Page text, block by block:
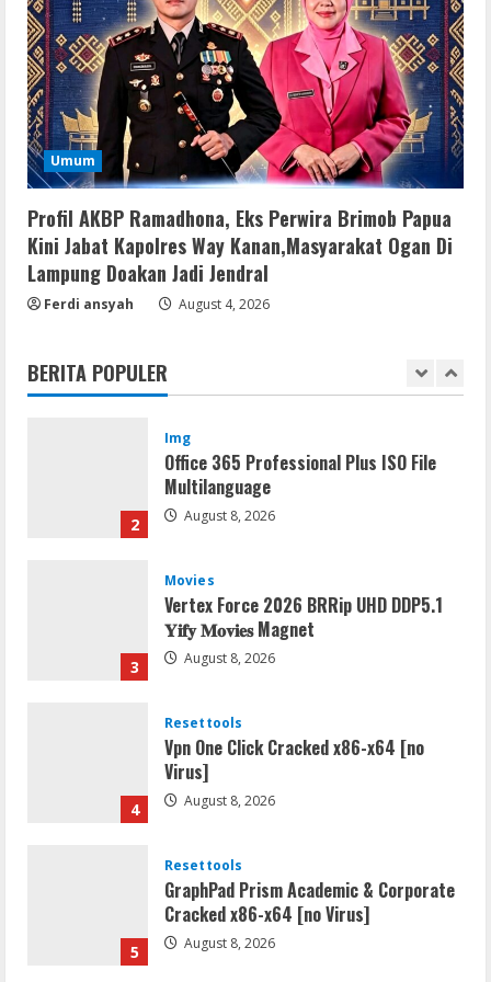
Umum
Profil AKBP Ramadhona, Eks Perwira Brimob Papua
Kini Jabat Kapolres Way Kanan,Masyarakat Ogan Di
Lampung Doakan Jadi Jendral
Ferdi ansyah August 4, 2026
BERITA POPULER
4
Resettools
Vpn One Click Cracked x86-x64 [no
Virus]
August 8, 2026
5
Resettools
GraphPad Prism Academic & Corporate
August 8, 2026
1
Resettools
Nik Collection (by DxO) Portable [no
2
Img
Office 365 Professional Plus ISO File
Multilanguage
August 8, 2026
3
Movies
Vertex Force 2026 BRRip UHD DDP5.1
𝐘𝐢𝐟𝐲 𝐌𝐨𝐯𝐢𝐞𝐬 Magnet
August 8, 2026
4
Resettools
Vpn One Click Cracked x86-x64 [no
Virus]
August 8, 2026
5
Resettools
GraphPad Prism Academic & Corporate
Cracked x86-x64 [no Virus]
August 8, 2026